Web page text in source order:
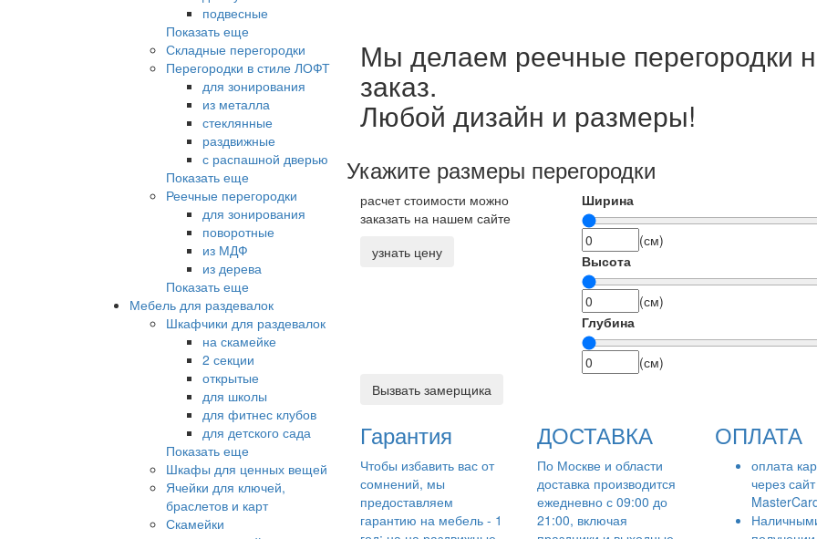
подвесные
Показать еще
Складные перегородки
Перегородки в стиле ЛОФТ
для зонирования
из металла
стеклянные
раздвижные
с распашной дверью
Показать еще
Реечные перегородки
для зонирования
поворотные
из МДФ
из дерева
Показать еще
Мебель для раздевалок
Шкафчики для раздевалок
на скамейке
2 секции
открытые
для школы
для фитнес клубов
для детского сада
Показать еще
Шкафы для ценных вещей
Ячейки для ключей,
браслетов и карт
Скамейки
Мы делаем реечные перегородки
заказ.
Любой дизайн и размеры!
Укажите размеры перегородки
расчет стоимости можно
заказать на нашем сайте
узнать цену
Ширина
(см)
Высота
(см)
Глубина
(см)
Вызвать замерщика
Гарантия
Чтобы избавить вас от
сомнений, мы
предоставляем
гарантию на мебель - 1
ДОСТАВКА
По Москве и области
доставка производится
ежедневно с 09:00 до
21:00, включая
ОПЛАТА
оплата
через